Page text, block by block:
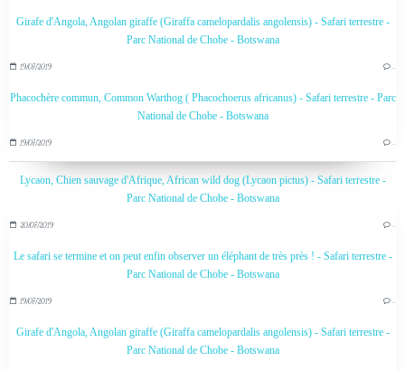
Girafe d'Angola, Angolan giraffe (Giraffa camelopardalis angolensis) - Safari terrestre -
Parc National de Chobe - Botswana
19/07/2019 …
Phacochère commun, Common Warthog ( Phacochoerus africanus) - Safari terrestre - Parc
National de Chobe - Botswana
19/07/2019 …
Lycaon, Chien sauvage d'Afrique, African wild dog (Lycaon pictus) - Safari terrestre -
Parc National de Chobe - Botswana
20/07/2019 …
Le safari se termine et on peut enfin observer un éléphant de très près ! - Safari terrestre -
Parc National de Chobe - Botswana
19/07/2019 …
Girafe d'Angola, Angolan giraffe (Giraffa camelopardalis angolensis) - Safari terrestre -
Parc National de Chobe - Botswana